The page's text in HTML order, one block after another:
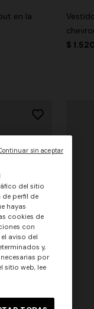
en la
$
del sitio
perfil de
hayas
cookies de
con
aviso del
y,
por
sitio web, lee
sin aceptar